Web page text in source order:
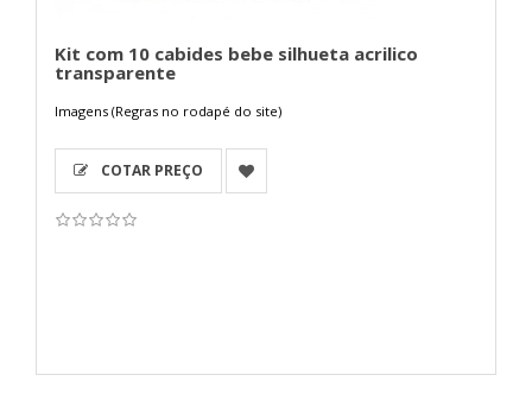
Kit com 10 cabides bebe silhueta acrilico
transparente
Imagens (Regras no rodapé do site)
COTAR PREÇO